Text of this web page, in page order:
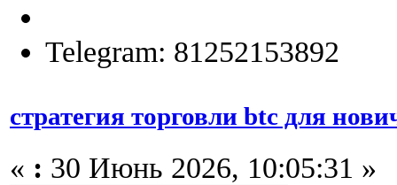
Telegram: 81252153892
стратегия торговли btc для
« : 30 Июнь 2026, 10:05:31 »